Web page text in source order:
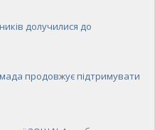
долучилися до
продовжує підтримувати